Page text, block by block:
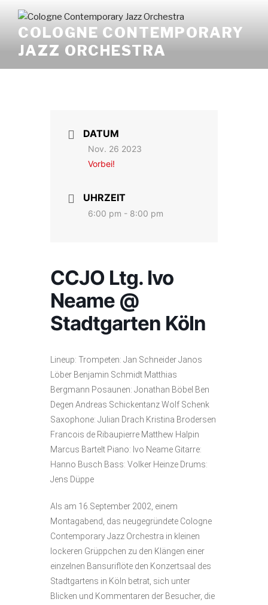
Inhalt
springenCOLOGNE CONTEMPORARY
JAZZ ORCHESTRA
DATUM
Nov. 26 2023
Vorbei!
UHRZEIT
6:00 pm - 8:00 pm
CCJO Ltg. Ivo
Neame @
Stadtgarten Köln
Lineup: Trompeten: Jan Schneider Janos
Löber Benjamin Schmidt Matthias
Bergmann Posaunen: Jonathan Böbel Ben
Degen Andreas Schickentanz Wolf Schenk
Saxophone: Julian Drach Kristina Brodersen
Francois de Ribaupierre Matthew Halpin
Marcus Bartelt Piano: Ivo Neame Gitarre:
Hanno Busch Bass: Volker Heinze Drums:
Jens Düppe
Als am 16.September 2002, einem
Montagabend, das neugegründete Cologne
Contemporary Jazz Orchestra in kleinen
lockeren Grüppchen zu den Klängen einer
einzelnen Bansuriflöte den Konzertsaal des
Stadtgartens in Köln betrat, sich unter
Blicken und Kommentaren der Besucher, die